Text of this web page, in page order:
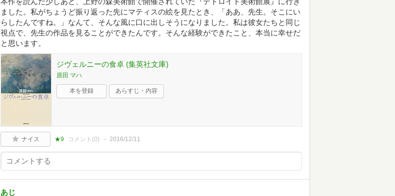
ました。私がちょうど振り返った先にマティスの絵を見たとき、「ああ、先生。そこにい
らしたんですね。」なんて、そんな風に口に出しそうになりました。私は彼女たちと同じ
視点で、先生の作品を見ることができたんです。そんな経験ができたこと、本当に幸せだ
と思います。
ジヴェルニーの食卓 (集英社文庫)
原田 マハ
本を登録 あらすじ・内容
ナイス ★9 コメント(0) 2016/12/11
あじ